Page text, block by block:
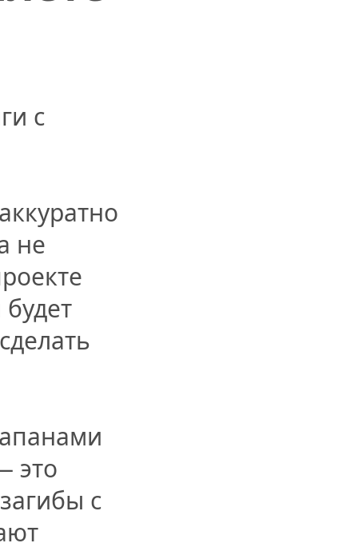
с
не
это
с